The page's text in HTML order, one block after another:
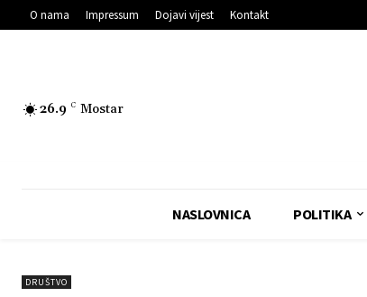
O nama Impressum Dojavi vijest Kontakt
26.9 C Mostar
NASLOVNICA POLITIKA
DRUŠTVO